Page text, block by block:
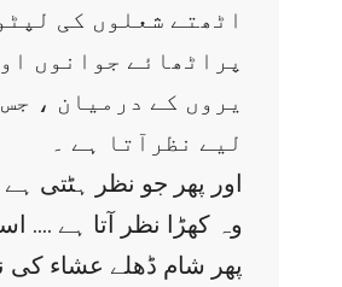
اٹھتے شعلوں کی
پراٹھائے جوانوں
یروں کے درمیان ،
لیے نظرآتا ہے ۔
وہ کھڑا نظر آتا ہے ….
پھر شام ڈھلے عشاء کی